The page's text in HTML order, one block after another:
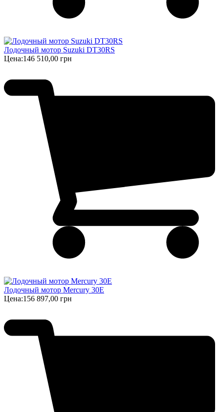
Лодочный мотор Suzuki DT30RS
Цена:146 510,00 грн
Лодочный мотор Mercury 30E
Цена:156 897,00 грн